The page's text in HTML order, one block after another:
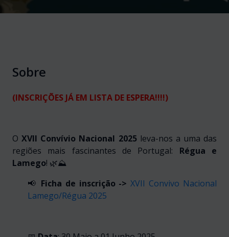
Sobre
(INSCRIÇÕES JÁ EM LISTA DE ESPERA!!!!)
OXVII Convívio Nacional 2025leva-nos a uma das
regiões mais fascinantes de Portugal: Régua e
Lamego! 🌿⛰️
📢 Ficha de inscrição -> XVII Convivo Nacional
Lamego/Régua 2025